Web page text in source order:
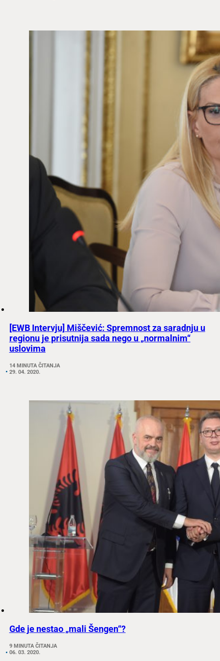
[EWB Intervju] Miščević: Spremnost za saradnju u
regionu je prisutnija sada nego u „normalnim“
uslovima
14 MINUTA ČITANJA
29. 04. 2020.
Gde je nestao „mali Šengen“?
9 MINUTA ČITANJA
06. 03. 2020.